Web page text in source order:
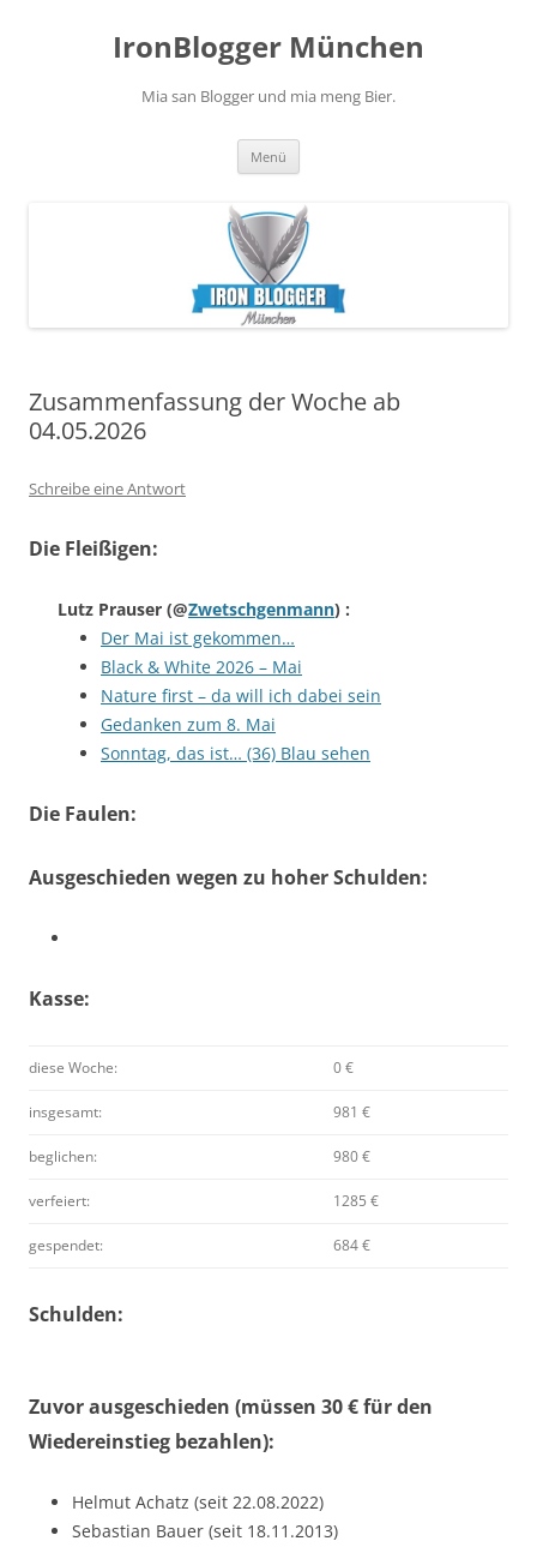
IronBlogger München
Mia san Blogger und mia meng Bier.
Menü
Zusammenfassung der Woche ab
04.05.2026
Schreibe eine Antwort
Die Fleißigen:
Lutz Prauser (@Zwetschgenmann) :
Der Mai ist gekommen…
Black & White 2026 – Mai
Nature first – da will ich dabei sein
Gedanken zum 8. Mai
Sonntag, das ist… (36) Blau sehen
Die Faulen:
Ausgeschieden wegen zu hoher Schulden:
Kasse:
diese Woche: 0 €
insgesamt: 981 €
beglichen: 980 €
verfeiert: 1285 €
gespendet: 684 €
Schulden:
Zuvor ausgeschieden (müssen 30 € für den
Wiedereinstieg bezahlen):
Helmut Achatz (seit 22.08.2022)
Sebastian Bauer (seit 18.11.2013)